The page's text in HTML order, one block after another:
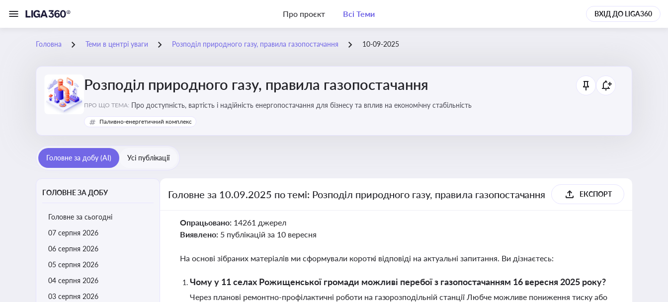
Про проєкт Всі Теми ВХІД ДО LIGA360
Головна Теми в центрі уваги Розподіл природного газу, правила газопостачання 10-09-2025
Розподіл природного газу, правила газопостачання
ПРО ЩО ТЕМА: Про доступність, вартість і надійність енергопостачання для бізнесу та вплив на економічну стабільність
Паливно-енергетичний комплекс
Головне за добу (AI) Усі публікації
ГОЛОВНЕ ЗА ДОБУ
Головне за сьогодні
07 серпня 2026
06 серпня 2026
05 серпня 2026
04 серпня 2026
03 серпня 2026
Головне за 10.09.2025 по темі: Розподіл природного газу, правила газопостачання ЕКСПОРТ
Опрацьовано: 14261 джерел
Виявлено: 5 публікацій за 10 вересня
На основі зібраних матеріалів ми сформували короткі відповіді на актуальні запитання. Ви дізнаєтесь:
Чому у 11 селах Рожищенської громади можливі перебої з газопостачанням 16 вересня 2025 року?
Через планові ремонтно-профілактичні роботи на газорозподільній станції Любче можливе пониження тиску або